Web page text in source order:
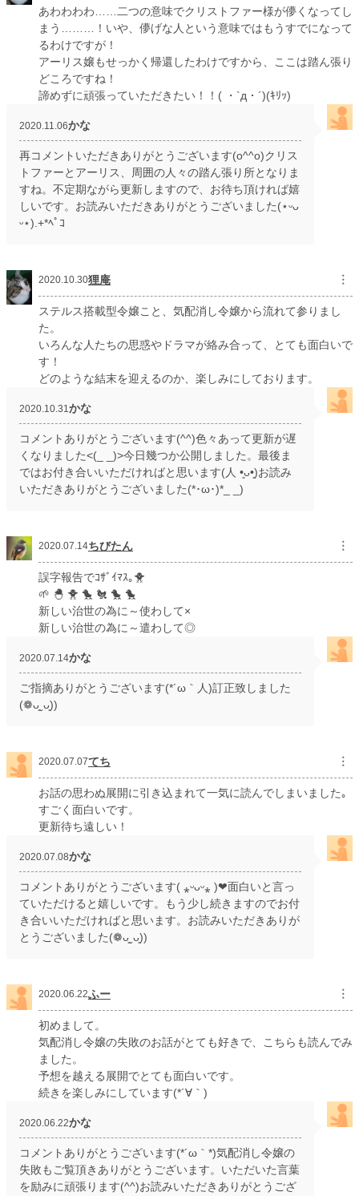
あわわわわ……二つの意味でクリストファー様が儚くなってし
まう………！いや、儚げな人という意味ではもうすでになって
るわけですが！
アーリス嬢もせっかく帰還したわけですから、ここは踏ん張り
どころですね！
諦めずに頑張っていただきたい！！( ・`д・´)(ｷﾘｯ)
2020.11.06かな
再コメントいただきありがとうございます(o^^o)クリス
トファーとアーリス、周囲の人々の踏ん張り所となりま
すね。不定期ながら更新しますので、お待ち頂ければ嬉
しいです。お読みいただきありがとうございました(⋆ᵕᴗ
ᵕ⋆).+*ﾍﾟｺ
2020.10.30狸庵 ︙
ステルス搭載型令嬢こと、気配消し令嬢から流れて参りまし
た。
いろんな人たちの思惑やドラマが絡み合って、とても面白いで
す！
どのような結末を迎えるのか、楽しみにしております。
2020.10.31 かな
コメントありがとうございます(^^)色々あって更新が遅
くなりました<(_ _)>今日幾つか公開しました。最後ま
ではお付き合いいただければと思います(人 •͈ᴗ•͈)お読み
いただきありがとうございました(*･ω･)*_ _)
2020.07.14ちびたん ︙
誤字報告でｺｻﾞｲﾏｽ｡🐥
🌱 🐣 🐥 🐤 🐔 🐤 🐤
新しい治世の為に～使わして×
新しい治世の為に～遣わして◎
2020.07.14かな
ご指摘ありがとうございます(*´ω｀人)訂正致しました
(❁ᴗ͈ˬᴗ͈))
2020.07.07てち ︙
お話の思わぬ展開に引き込まれて一気に読んでしまいました｡
すごく面白いです。
更新待ち遠しい！
2020.07.08かな
コメントありがとうございます( ⁎ᵕᴗᵕ⁎ )❤︎面白いと言っ
ていただけると嬉しいです。もう少し続きますのでお付
き合いいただければと思います。お読みいただきありが
とうございました(❁ᴗ͈ˬᴗ͈))
2020.06.22ふー ︙
初めまして。
気配消し令嬢の失敗のお話がとても好きで、こちらも読んでみ
ました。
予想を越える展開でとても面白いです。
続きを楽しみにしています(*´∀｀)
2020.06.22かな
コメントありがとうございます(*´ω｀*)気配消し令嬢の
失敗もご覧頂きありがとうございます。いただいた言葉
を励みに頑張ります(^^)お読みいただきありがとうござ